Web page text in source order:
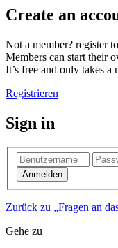
Create an
Not a member? register
Members can start their
It’s free and only takes a
Registrieren
Sign in
Anmelden
Zurück zu „Fragen an
Gehe zu